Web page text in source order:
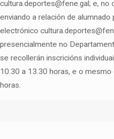
cultura.deportes@fene.gal; e,
enviando a relación de
electrónico
presencialmente no
se recollerán inscricións
10.30 a 13.30 horas, e o
horas.